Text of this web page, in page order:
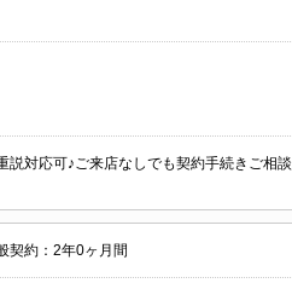
対応可♪ご来店なしでも契約手続きご相談
契約：2年0ヶ月間